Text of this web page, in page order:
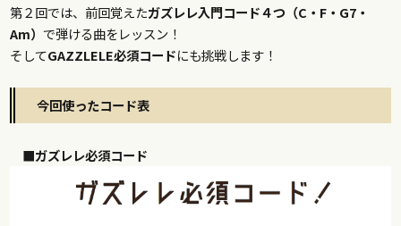
第２回では、前回覚えたガズレレ入門コード４つ（C・F・G7・
Am）で弾ける曲をレッスン！
そしてGAZZLELE必須コードにも挑戦します！
今回使ったコード表
■ガズレレ必須コード